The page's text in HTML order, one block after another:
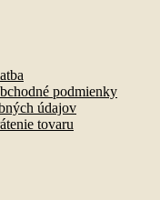
podmienky
údajov
tovaru